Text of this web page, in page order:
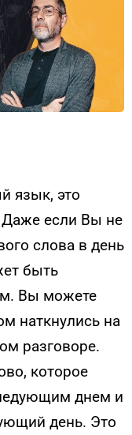
язык, это
Даже если Вы не
слова в день
быть
Вы можете
наткнулись на
разговоре.
которое
днем и
день. Это